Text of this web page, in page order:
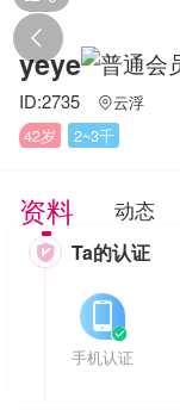

yeye
ID:2735 云浮
42岁
2~3千
资料 动态
 Ta的认证


手机认证